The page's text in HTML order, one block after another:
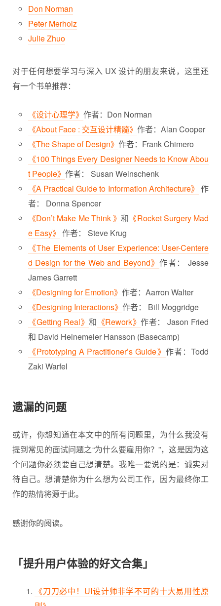
Don Norman
Peter Merholz
Julie Zhuo
对于任何想要学习与深入 UX 设计的朋友来说，这里还
有一个书单推荐：
《设计心理学》 作者：Don Norman
《About Face : 交互设计精髓》 作者：Alan Cooper
《The Shape of Design》 作者：Frank Chimero
《100 Things Every Designer Needs to Know Abou
t People》 作者： Susan Weinschenk
《A Practical Guide to Information Architecture》 作
者： Donna Spencer
《Don’t Make Me Think 》和 《Rocket Surgery Mad
e Easy》 作者： Steve Krug
《The Elements of User Experience: User-Centere
d Design for the Web and Beyond》作者： Jesse
James Garrett
《Designing for Emotion》 作者：Aarron Walter
《Designing Interactions》 作者： Bill Moggridge
《Getting Real》和 《Rework》作者： Jason Fried
和 David Heinemeier Hansson (Basecamp)
《Prototyping A Practitioner’s Guide》 作者：Todd
Zaki Warfel
遗漏的问题
或许，你想知道在本文中的所有问题里，为什么我没有
提到常见的面试问题之“为什么要雇用你？”，这是因为这
个问题你必须要自己想清楚。我唯一要说的是：诚实对
待自己。想清楚你为什么想为公司工作，因为最终你工
作的热情将源于此。
感谢你的阅读。
「提升用户体验的好文合集」
《刀刀必中！UI设计师非学不可的十大易用性原